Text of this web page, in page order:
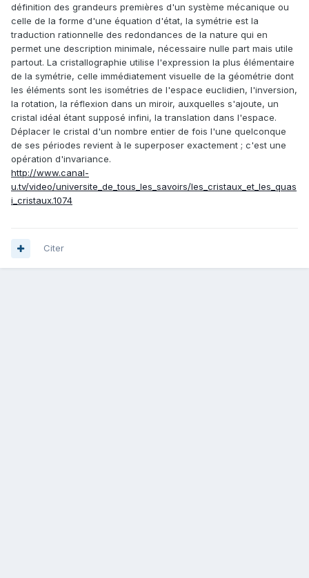
définition des grandeurs premières d'un système mécanique ou
celle de la forme d'une équation d'état, la symétrie est la
traduction rationnelle des redondances de la nature qui en
permet une description minimale, nécessaire nulle part mais utile
partout. La cristallographie utilise l'expression la plus élémentaire
de la symétrie, celle immédiatement visuelle de la géométrie dont
les éléments sont les isométries de l'espace euclidien, l'inversion,
la rotation, la réflexion dans un miroir, auxquelles s'ajoute, un
cristal idéal étant supposé infini, la translation dans l'espace.
Déplacer le cristal d'un nombre entier de fois l'une quelconque
de ses périodes revient à le superposer exactement ; c'est une
opération d'invariance.
http://www.canal-
u.tv/video/universite_de_tous_les_savoirs/les_cristaux_et_les_quas
i_cristaux.1074
Citer